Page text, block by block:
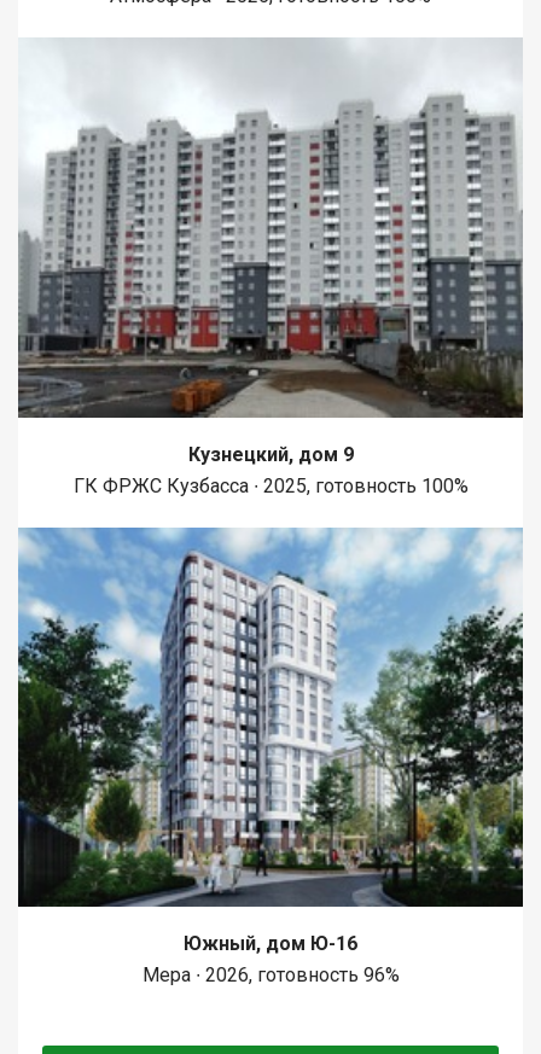
Кузнецкий, дом 9
ГК ФРЖС Кузбасса ∙ 2025, готовность 100%
Южный, дом Ю-16
Мера ∙ 2026, готовность 96%